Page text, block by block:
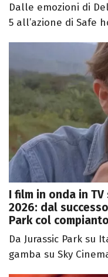
Dalle emozioni di
5 all’azione di Safe
I film in onda in
2026: dal
Park col
Da Jurassic Park su
gamba su Sky